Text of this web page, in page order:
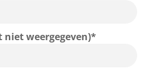
niet weergegeven)*